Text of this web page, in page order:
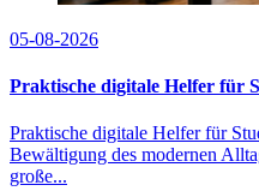
05-08-2026
Praktische digitale Helfer für
Praktische digitale Helfer für
Bewältigung des modernen
große...